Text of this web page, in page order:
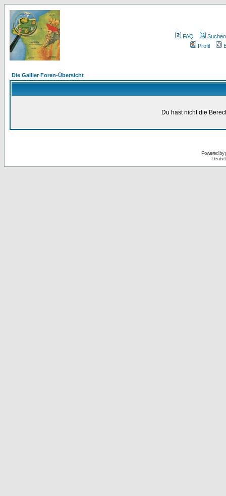
FAQ
Suchen
Profil
Die Gallier Foren-Übersicht
Du hast nicht die
Powered by